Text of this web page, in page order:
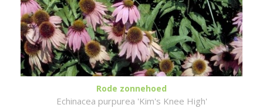
Rode zonnehoed
Echinacea purpurea 'Kim's Knee High'